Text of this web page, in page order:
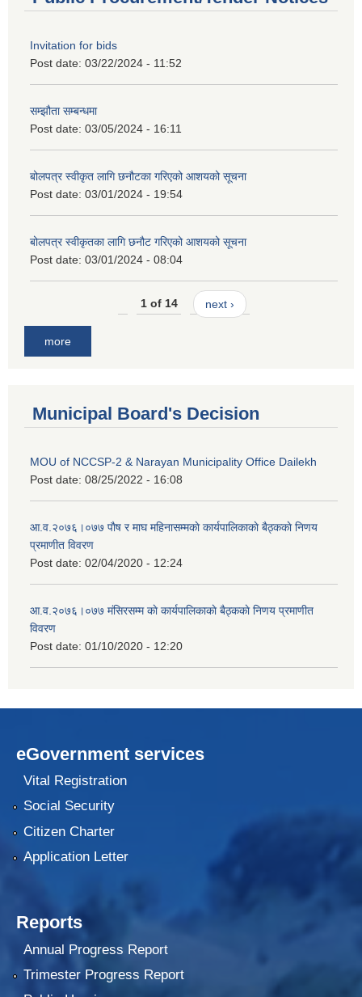
Invitation for bids
Post date: 03/22/2024 - 11:52
सम्झौता सम्बन्धमा
Post date: 03/05/2024 - 16:11
बोलपत्र स्वीकृत लागि छनौटका गरिएको आशयको सूचना
Post date: 03/01/2024 - 19:54
बोलपत्र स्वीकृतका लागि छनौट गरिएको आशयको सूचना
Post date: 03/01/2024 - 08:04
1 of 14 next ›
more
Municipal Board's Decision
MOU of NCCSP-2 & Narayan Municipality Office Dailekh
Post date: 08/25/2022 - 16:08
आ.व.२०७६।०७७ पाैष र माघ महिनासम्मकाे कार्यपालिकाकाे बैठ्ककाे निणय
प्रमाणीत विवरण
Post date: 02/04/2020 - 12:24
आ.व.२०७६।०७७ मंसिरसम्म काे कार्यपालिकाकाे बैठ्ककाे निणय प्रमाणीत
विवरण
Post date: 01/10/2020 - 12:20
eGovernment services
Vital Registration
Social Security
Citizen Charter
Application Letter
Reports
Annual Progress Report
Trimester Progress Report